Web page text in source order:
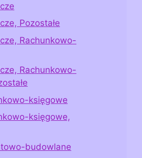
Pozostałe
Rachunkowo-
Rachunkowo-
księgowe
księgowe,
budowlane